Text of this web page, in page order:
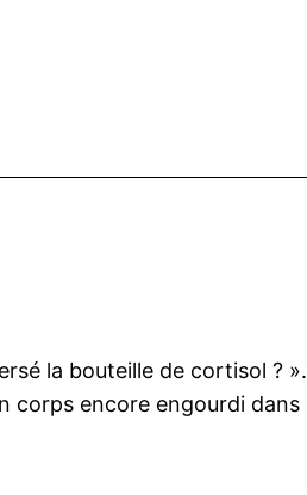
la bouteille de cortisol ?
corps encore engourdi dans